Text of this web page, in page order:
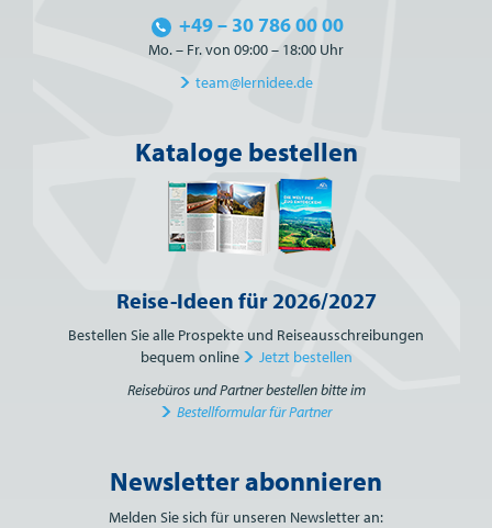
+49 – 30 786 00 00
Mo. – Fr. von 09:00 – 18:00 Uhr
team@lernidee.de
Kataloge bestellen
Reise-Ideen für 2026/2027
Bestellen Sie alle Prospekte und Reiseausschreibungen
bequem online
Jetzt bestellen
Reisebüros und Partner bestellen bitte im
Bestellformular für Partner
Bitte nicht ausfüllen.
Newsletter abonnieren
Melden Sie sich für unseren Newsletter an: